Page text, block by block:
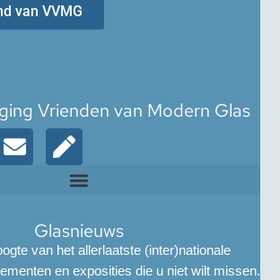
van VVMG
Vrienden van Modern Glas
Glasnieuws
van het allerlaatste (inter)nationale
en exposities die u niet wilt missen.